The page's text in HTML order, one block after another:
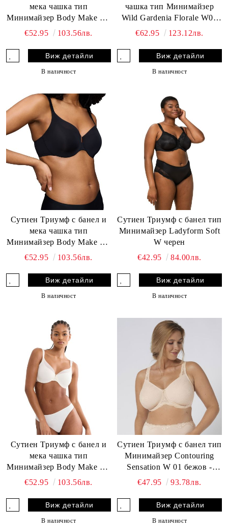
мека чашка тип
Минимайзер Body Make Up
Illusion Curve W 01
€52.95 103.56лв.
Виж детайли
В наличност
чашка тип Минимайзер
Wild Gardenia Florale W01
черен
€62.95 123.12лв.
Виж детайли
В наличност
Сутиен Триумф с банел и
мека чашка тип
Минимайзер Body Make Up
Illusion Curve W 01 черен
€52.95 103.56лв.
Виж детайли
В наличност
Сутиен Триумф с банел тип
Минимайзер Ladyform Soft
W черен
€42.95
84.00лв.
Виж детайли
В наличност
Сутиен Триумф с банел и
мека чашка тип
Минимайзер Body Make Up
Illusion Curve W 01 екрю
€52.95 103.56лв.
Виж детайли
В наличност
Сутиен Триумф с банел тип
Минимайзер Contouring
Sensation W 01 бежов -
Цвят Бежов
€47.95 93.78лв.
Виж детайли
В наличност